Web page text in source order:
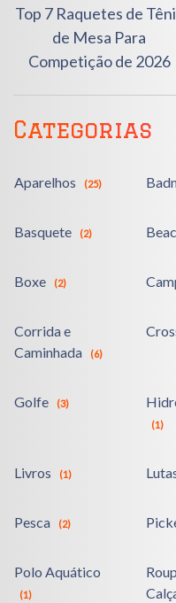
Top 7 Raquetes de
de Mesa Para
Competição de 2026
Categorias
Aparelhos (25)
Basquete (2)
Boxe (2)
Corrida e
Caminhada
(6)
Golfe (3)
(1)
Livros (1)
Pesca (2)
Polo Aquático
(1)